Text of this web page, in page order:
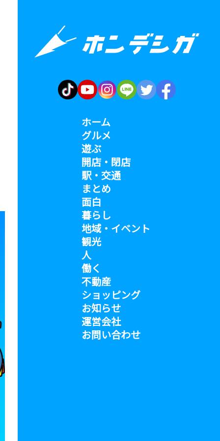
ホーム
グルメ
遊ぶ
開店・閉店
駅・交通
まとめ
面白
暮らし
地域・イベント
観光
人
働く
不動産
ショッピング
お知らせ
運営会社
お問い合わせ